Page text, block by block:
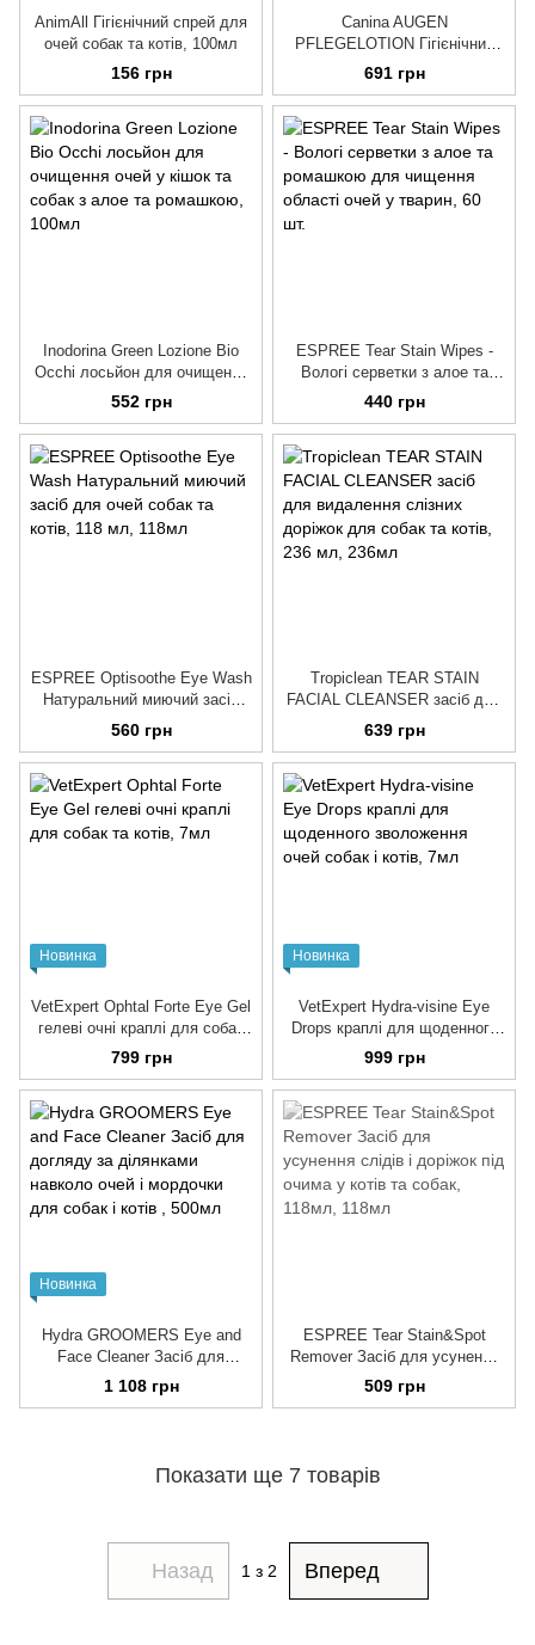
AnimAll Гігієнічний спрей для
очей собак та котів, 100мл
156 грн
Canina AUGEN
PFLEGELOTION Гігієнічний
засіб для собак і котів для
догляду за очима лосьйон,
100 мл
691 грн
Inodorina Green Lozione Bio
Occhi лосьйон для очищення
очей у кішок та собак з алое
та ромашкою
552 грн
ESPREE Tear Stain Wipes -
Вологі серветки з алое та
ромашкою для чищення
області очей у тварин
440 грн
ESPREE Optisoothe Eye Wash
Натуральний миючий засіб
для очей собак та котів, 118
560 грн
Tropiclean TEAR STAIN
FACIAL CLEANSER засіб для
видалення слізних доріжок
для собак та котів, 236 мл
639 грн
Новинка
VetExpert Ophtal Forte Eye Gel
гелеві очні краплі для собак
та котів
799 грн
Новинка
VetExpert Hydra-visine Eye
Drops краплі для щоденного
зволоження очей собак і котів
999 грн
Новинка
Hydra GROOMERS Eye and
Face Cleaner Засіб для
догляду за ділянками навколо
очей і мордочки для собак і
1 108 грн
ESPREE Tear Stain&Spot
Remover Засіб для усунення
слідів і доріжок під очима у
котів та собак, 118мл
509 грн
Показати ще 7 товарів
Назад 1 з 2 Вперед